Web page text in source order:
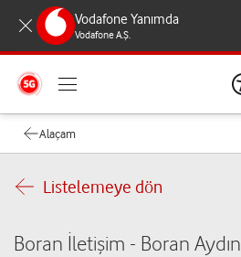
Vodafone Yanımda
Vodafone A.Ş.
Alaçam
Listelemeye dön
Boran İletişim - Boran Aydın